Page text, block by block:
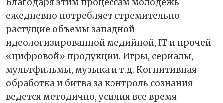
Благодаря этим процессам молодёжь
ежедневно потребляет стремительно
растущие объемы западной
идеологизированной медийной, IT и прочей
«цифровой» продукции. Игры, сериалы,
мультфильмы, музыка и т.д. Когнитивная
обработка и битва за контроль сознания
ведется методично, усилия все время